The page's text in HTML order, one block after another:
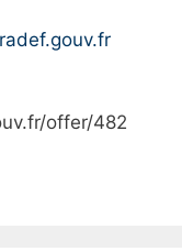
offer/482